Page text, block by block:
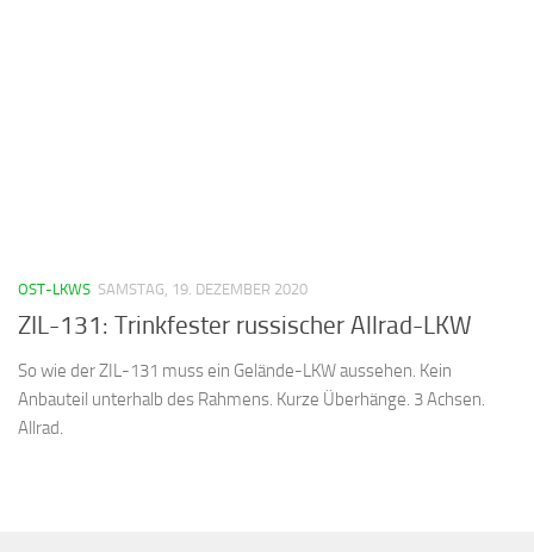
OST-LKWS SAMSTAG, 19. DEZEMBER 2020
ZIL-131: Trinkfester russischer Allrad-LKW
So wie der ZIL-131 muss ein Gelände-LKW aussehen. Kein
Anbauteil unterhalb des Rahmens. Kurze Überhänge. 3 Achsen.
Allrad.